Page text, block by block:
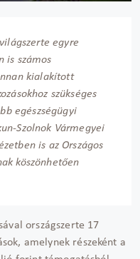
egyre
is számos
kialakított
szükséges
egészségügyi
Szolnok Vármegyei
is az Országos
köszönhetően
országszerte 17
amelynek részeként a